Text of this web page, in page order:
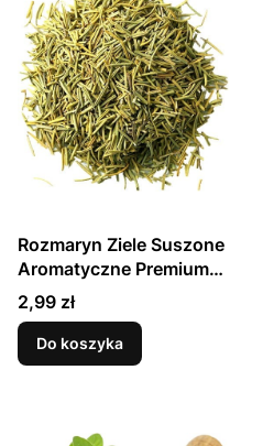
Rozmaryn Ziele Suszone
Aromatyczne Premium
20g SKWORCU
Cena
2,99 zł
Do koszyka